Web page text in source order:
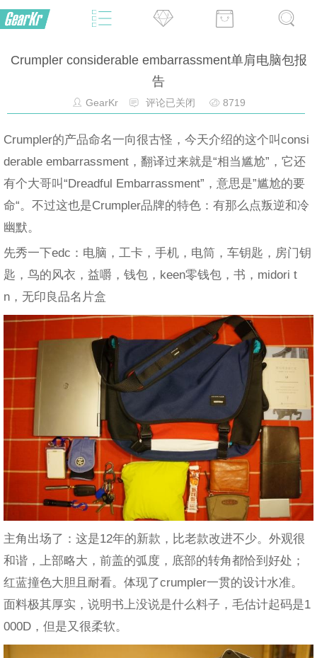
Crumpler considerable embarrassment单肩电脑包报
告
GearKr 评论已关闭 8719
Crumpler的产品命名一向很古怪，今天介绍的这个叫consi
derable embarrassment，翻译过来就是“相当尴尬”，它还
有个大哥叫“Dreadful Embarrassment”，意思是”尴尬的要
命“。不过这也是Crumpler品牌的特色：有那么点叛逆和冷
幽默。
先秀一下edc：电脑，工卡，手机，电筒，车钥匙，房门钥
匙，鸟的风衣，益嚼，钱包，keen零钱包，书，midori t
n，无印良品名片盒
主角出场了：这是12年的新款，比老款改进不少。外观很
和谐，上部略大，前盖的弧度，底部的转角都恰到好处；
红蓝撞色大胆且耐看。体现了crumpler一贯的设计水准。
面料极其厚实，说明书上没说是什么料子，毛估计起码是1
000D，但是又很柔软。